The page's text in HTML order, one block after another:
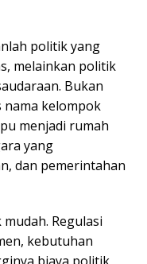
politik yang
melainkan politik
Bukan
nama kelompok
menjadi rumah
yang
dan pemerintahan
Regulasi
kebutuhan